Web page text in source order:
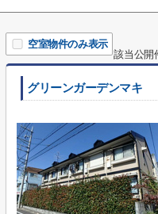
空室物件のみ表示
該当公開
グリーンガーデンマキ